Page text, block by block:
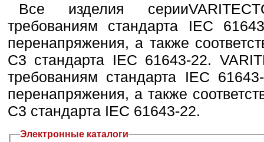
Все изделия
требованиям стандарта IEC
перенапряжения, а также
C3 стандарта IEC 61643-22.
требованиям стандарта IEC
перенапряжения, а также
C3 стандарта IEC 61643-22.
Электронные каталоги